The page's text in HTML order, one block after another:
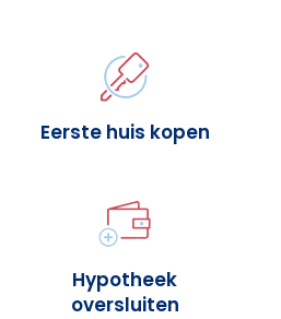
Eerste huis kopen
Hypotheek
oversluiten